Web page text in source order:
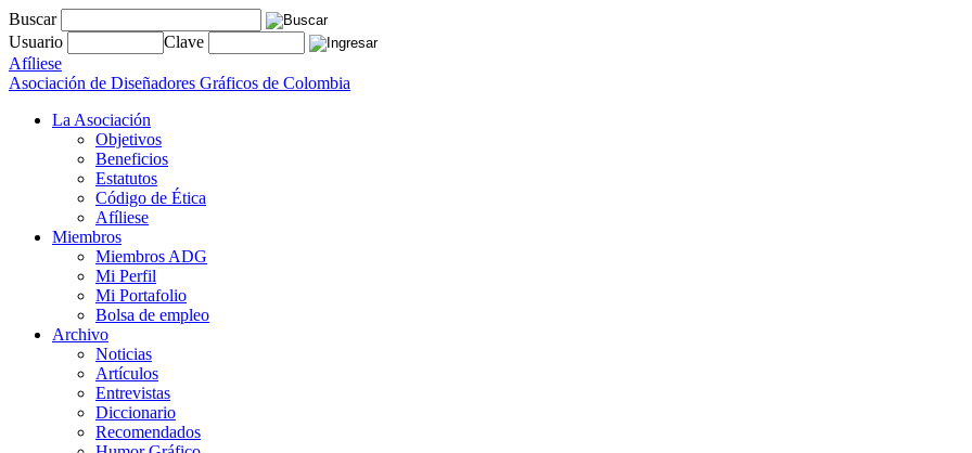
Buscar
Usuario
Clave
Afíliese
Asociación de Diseñadores Gráficos de Colombia
La Asociación
Objetivos
Beneficios
Estatutos
Código de Ética
Afíliese
Miembros
Miembros ADG
Mi Perfil
Mi Portafolio
Bolsa de empleo
Archivo
Noticias
Artículos
Entrevistas
Diccionario
Recomendados